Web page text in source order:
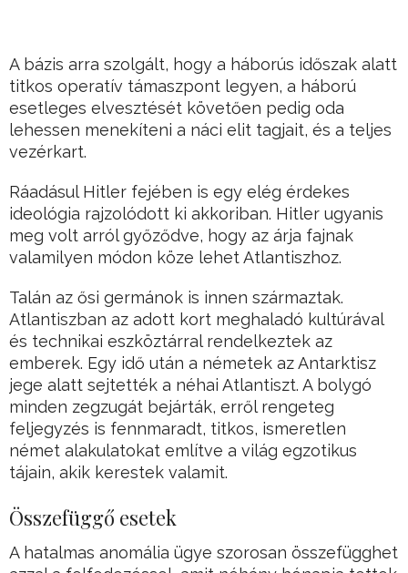
A bázis arra szolgált, hogy a háborús időszak alatt
titkos operatív támaszpont legyen, a háború
esetleges elvesztését követően pedig oda
lehessen menekíteni a náci elit tagjait, és a teljes
vezérkart.
Ráadásul Hitler fejében is egy elég érdekes
ideológia rajzolódott ki akkoriban. Hitler ugyanis
meg volt arról győződve, hogy az árja fajnak
valamilyen módon köze lehet Atlantiszhoz.
Talán az ősi germánok is innen származtak.
Atlantiszban az adott kort meghaladó kultúrával
és technikai eszköztárral rendelkeztek az
emberek. Egy idő után a németek az Antarktisz
jege alatt sejtették a néhai Atlantiszt. A bolygó
minden zegzugát bejárták, erről rengeteg
feljegyzés is fennmaradt, titkos, ismeretlen
német alakulatokat említve a világ egzotikus
tájain, akik kerestek valamit.
Összefüggő esetek
A hatalmas anomália ügye szorosan összefügghet